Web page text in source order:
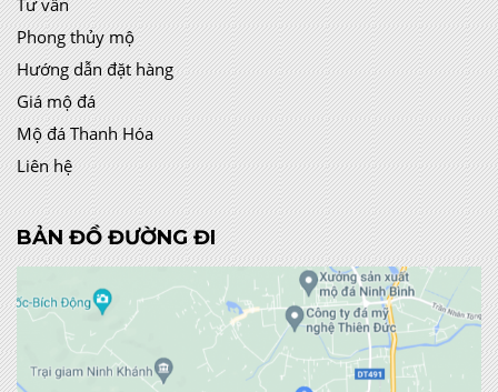
Phong thủy mộ
Hướng dẫn đặt hàng
Giá mộ đá
Mộ đá Thanh Hóa
Liên hệ
BẢN ĐỒ ĐƯỜNG ĐI